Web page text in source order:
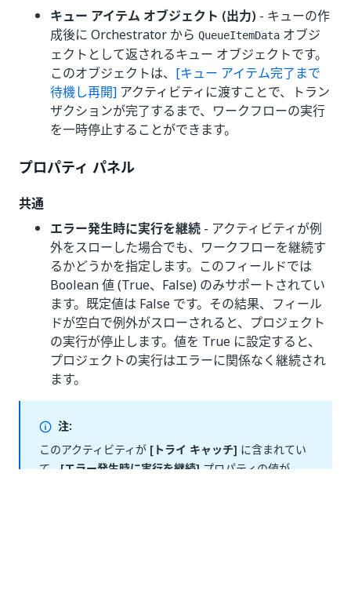
キュー アイテム オブジェクト (出力) - キューの作
成後に Orchestrator から QueueItemData オブジ
ェクトとして返されるキュー オブジェクトです。
このオブジェクトは、 [キュー アイテム完了まで
待機し再開] アクティビティに渡すことで、トラン
ザクションが完了するまで、ワークフローの実行
を一時停止することができます。
プロパティ パネル
共通
エラー発生時に実行を継続 - アクティビティが例
外をスローした場合でも、ワークフローを継続す
るかどうかを指定します。このフィールドでは
Boolean 値 (True、False) のみサポートされてい
ます。既定値は False です。その結果、フィール
ドが空白で例外がスローされると、プロジェクト
の実行が停止します。値を True に設定すると、
プロジェクトの実行はエラーに関係なく継続され
ます。
注:
このアクティビティが [トライ キャッチ] に含まれてい
て、[エラー発生時に実行を継続]プロパティの値が